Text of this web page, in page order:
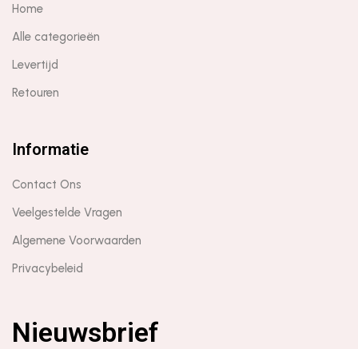
Home
Alle categorieën
Levertijd
Retouren
Informatie
Contact Ons
Veelgestelde Vragen
Algemene Voorwaarden
Privacybeleid
Nieuwsbrief